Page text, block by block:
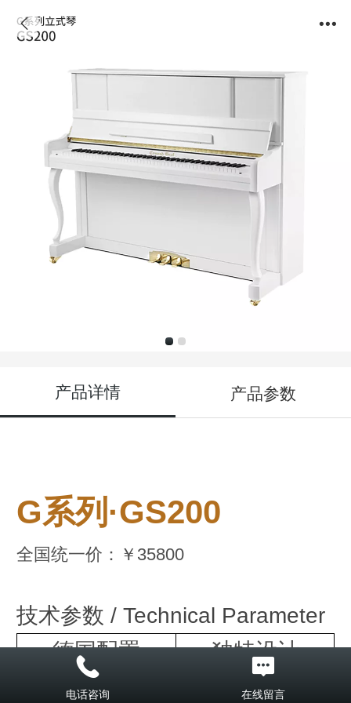
产品详情 产品参数
G系列·GS200
全国统一价： ￥35800
技术参数 / Technical Parameter
德国配置
独特设计
·德国FFW红木榔头
·全幅共振音板
电话咨询 在线留言